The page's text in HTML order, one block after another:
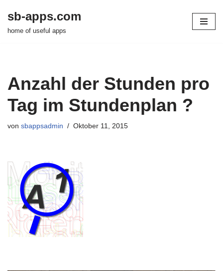
Zum
sb-apps.com
home of useful apps
Anzahl der Stunden pro
Tag im Stundenplan ?
von sbappsadmin Oktober 11, 2015